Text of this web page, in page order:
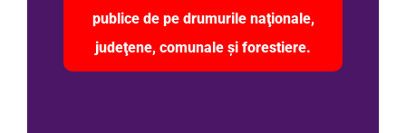
publice de pe drumurile naţionale,
judeţene, comunale şi forestiere.